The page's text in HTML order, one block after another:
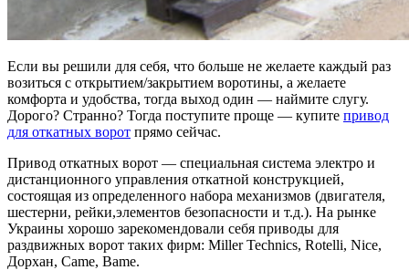
Если вы решили для себя, что больше не желаете каждый раз
возиться с открытием/закрытием воротины, а желаете
комфорта и удобства, тогда выход один — наймите слугу.
Дорого? Странно? Тогда поступите проще — купите привод
для откатных ворот прямо сейчас.
Привод откатных ворот — специальная система электро и
дистанционного управления откатной конструкцией,
состоящая из определенного набора механизмов (двигателя,
шестерни, рейки,элементов безопасности и т.д.). На рынке
Украины хорошо зарекомендовали себя приводы для
раздвижных ворот таких фирм: Miller Technics, Rotelli, Nice,
Дорхан, Came, Bame.